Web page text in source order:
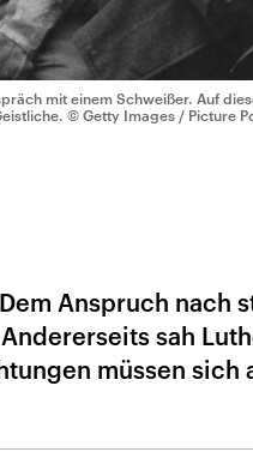
mit einem Schweißer. Auf
© Getty Images / Picture
Anspruch nach
sah
müssen sich